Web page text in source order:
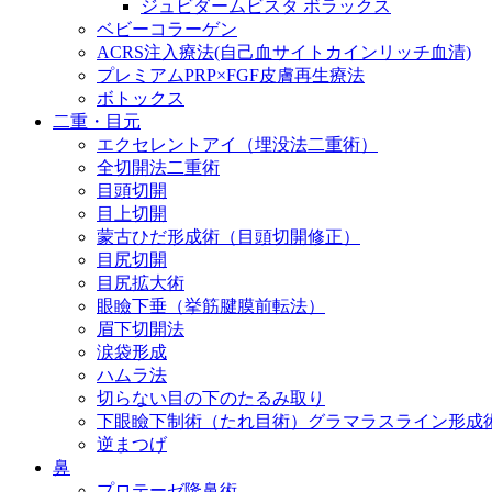
ジュビダームビスタ ボラックス
ベビーコラーゲン
ACRS注入療法(自己血サイトカインリッチ血清)
プレミアムPRP×FGF皮膚再生療法
ボトックス
二重・目元
エクセレントアイ（埋没法二重術）
全切開法二重術
目頭切開
目上切開
蒙古ひだ形成術（目頭切開修正）
目尻切開
目尻拡大術
眼瞼下垂（挙筋腱膜前転法）
眉下切開法
涙袋形成
ハムラ法
切らない目の下のたるみ取り
下眼瞼下制術（たれ目術）グラマラスライン形成
逆まつげ
鼻